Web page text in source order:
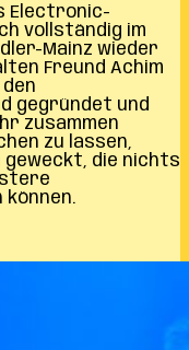
Electronic-
vollständig im
Mainz wieder
Freund Achim
gegründet und
zusammen
zu lassen,
geweckt, die nichts